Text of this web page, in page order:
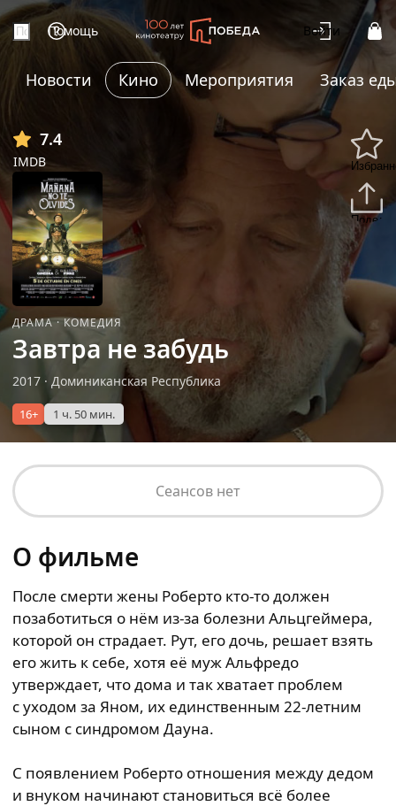
Помощь Войти
Новости Кино Мероприятия Заказ
7.4
IMDB
ДРАМА·КОМЕДИЯ
Завтра не забудь
2017 · Доминиканская Республика
16+ 1 ч. 50 мин.
Сеансов нет
О фильме
После смерти жены Роберто кто-то должен
позаботиться о нём из-за болезни Альцгеймера,
которой он страдает. Рут, его дочь, решает взять
его жить к себе, хотя её муж Альфредо
утверждает, что дома и так хватает проблем
с уходом за Яном, их единственным 22-летним
сыном с синдромом Дауна.
С появлением Роберто отношения между дедом
и внуком начинают становиться всё более